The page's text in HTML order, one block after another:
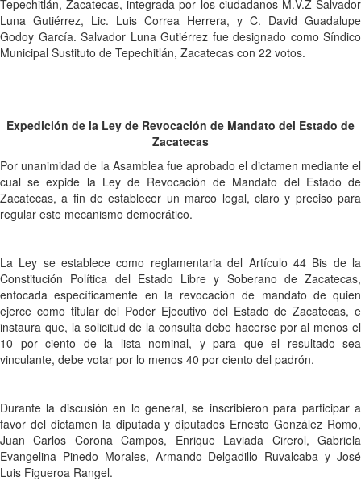
Tepechitlán, Zacatecas, integrada por los ciudadanos M.V.Z Salvador
Luna Gutiérrez, Lic. Luis Correa Herrera, y C. David Guadalupe
Godoy García. Salvador Luna Gutiérrez fue designado como Síndico
Municipal Sustituto de Tepechitlán, Zacatecas con 22 votos.
Expedición de la Ley de Revocación de Mandato del Estado de
Zacatecas
Por unanimidad de la Asamblea fue aprobado el dictamen mediante el
cual se expide la Ley de Revocación de Mandato del Estado de
Zacatecas, a fin de establecer un marco legal, claro y preciso para
regular este mecanismo democrático.
La Ley se establece como reglamentaria del Artículo 44 Bis de la
Constitución Política del Estado Libre y Soberano de Zacatecas,
enfocada específicamente en la revocación de mandato de quien
ejerce como titular del Poder Ejecutivo del Estado de Zacatecas, e
instaura que, la solicitud de la consulta debe hacerse por al menos el
10 por ciento de la lista nominal, y para que el resultado sea
vinculante, debe votar por lo menos 40 por ciento del padrón.
Durante la discusión en lo general, se inscribieron para participar a
favor del dictamen la diputada y diputados Ernesto González Romo,
Juan Carlos Corona Campos, Enrique Laviada Cirerol, Gabriela
Evangelina Pinedo Morales, Armando Delgadillo Ruvalcaba y José
Luis Figueroa Rangel.